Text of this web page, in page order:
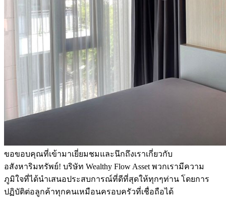
ขอขอบคุณที่เข้ามาเยี่ยมชมและนึกถึงเราเกี่ยวกับ
อสังหาริมทรัพย์! บริษัท Wealthy Flow Asset พวกเรามีความ
ภูมิใจที่ได้นำเสนอประสบการณ์ที่ดีที่สุดให้ทุกๆท่าน โดยการ
ปฏิบัติต่อลูกค้าทุกคนเหมือนครอบครัวที่เชื่อถือได้